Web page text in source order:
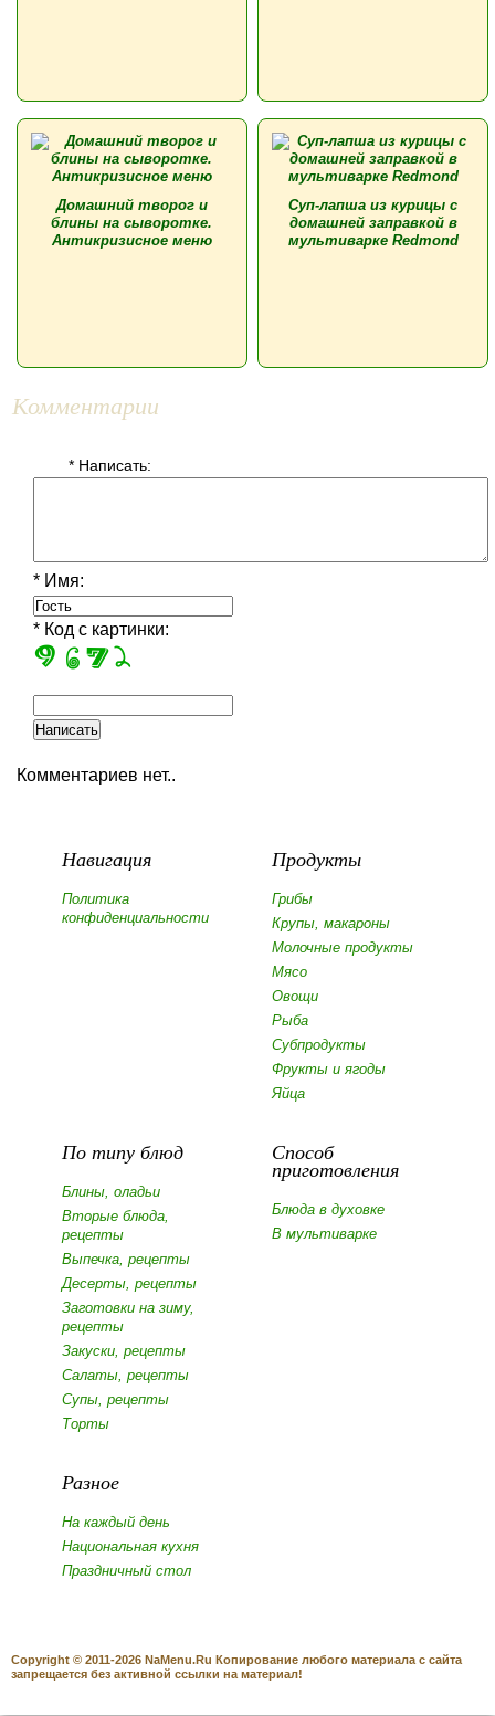
Домашний творог и
блины на сыворотке.
Антикризисное меню
Суп-лапша из курицы с
домашней заправкой в
мультиварке Redmond
Комментарии
* Написать:
* Имя:
* Код с картинки:
Комментариев нет..
Навигация
Политика
конфиденциальности
Продукты
Грибы
Крупы, макароны
Молочные продукты
Мясо
Овощи
Рыба
Субпродукты
Фрукты и ягоды
Яйца
По типу блюд
Блины, оладьи
Вторые блюда,
рецепты
Выпечка, рецепты
Десерты, рецепты
Заготовки на зиму,
рецепты
Закуски, рецепты
Салаты, рецепты
Супы, рецепты
Торты
Способ
приготовления
Блюда в духовке
В мультиварке
Разное
На каждый день
Национальная кухня
Праздничный стол
Copyright © 2011-2026 NaMenu.Ru Копирование любого материала с сайта
запрещается без активной ссылки на материал!